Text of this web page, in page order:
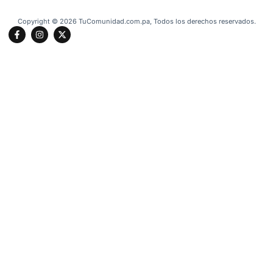
Copyright © 2026 TuComunidad.com.pa, Todos los derechos reservados.